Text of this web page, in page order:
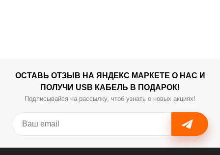
ОСТАВЬ ОТЗЫВ НА ЯНДЕКС МАРКЕТЕ О НАС И
ПОЛУЧИ USB КАБЕЛЬ В ПОДАРОК!
Подписывайся на рассылку, чтоб узнать о новых акциях!